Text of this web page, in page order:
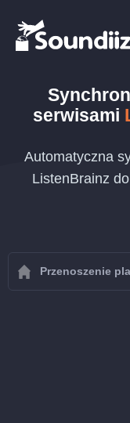
serwisami
Automatyczna
ListenBrainz
Przenoszenie